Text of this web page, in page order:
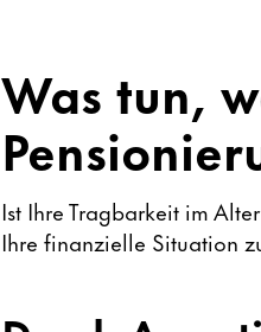
Was tun,
Ist Ihre Tragbarkeit im
Ihre finanzielle Situation